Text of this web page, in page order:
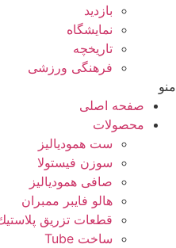
بازدید
نمایشگاه
تاريخچه
فرهنگی ورزشی
منو
صفحه اصلی
محصولات
ست همودیالیز
سوزن فیستولا
صافی همودیالیز
هالو فایبر ممبران
قطعات تزريق
ساخت Tube